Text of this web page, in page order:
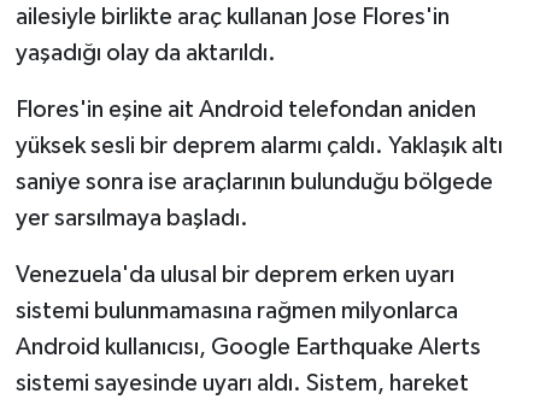
ailesiyle birlikte araç kullanan Jose Flores'in
yaşadığı olay da aktarıldı.
Flores'in eşine ait Android telefondan aniden
yüksek sesli bir deprem alarmı çaldı. Yaklaşık altı
saniye sonra ise araçlarının bulunduğu bölgede
yer sarsılmaya başladı.
Venezuela'da ulusal bir deprem erken uyarı
sistemi bulunmamasına rağmen milyonlarca
Android kullanıcısı, Google Earthquake Alerts
sistemi sayesinde uyarı aldı. Sistem, hareket